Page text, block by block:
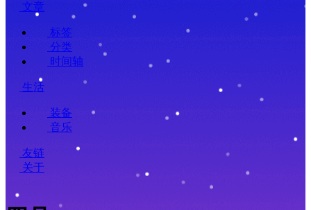
文章
标签
分类
时间轴
生活
装备
音乐
友链
关于